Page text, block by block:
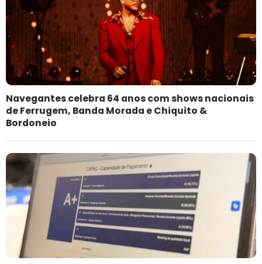
Navegantes celebra 64 anos com shows nacionais
de Ferrugem, Banda Morada e Chiquito &
Bordoneio